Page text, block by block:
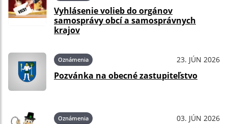
Vyhlásenie volieb do orgánov
samosprávy obcí a samosprávnych
krajov
Oznámenia 23. JÚN 2026
Pozvánka na obecné zastupiteľstvo
Oznámenia 03. JÚN 2026